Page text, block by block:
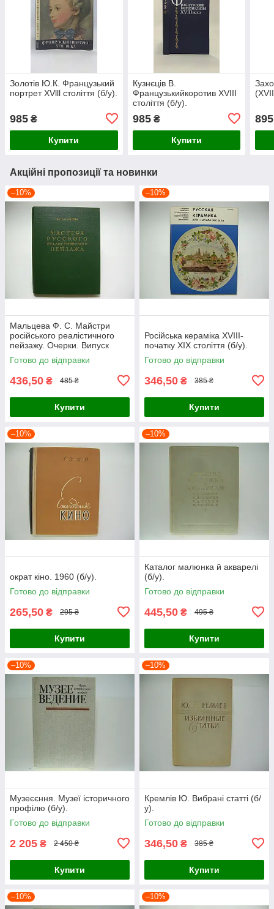
Золотів Ю.К. Французький
портрет XVlll століття (б/у).
985 ₴
Купити
Кузнєців В.
Французькийкоротив XVIII
століття (б/у).
985₴
Купити
895
Акційні пропозиції та новинки
–10%
Мальцева Ф. С. Майстри
російського реалістичного
пейзажу. Очерки. Випуск
другий (б/у).
Готово до відправки
436,50 ₴ 485 ₴
Купити
–10%
Російська кераміка XVIII-
початку XIX століття (б/у).
Готово до відправки
346,50 ₴ 385 ₴
Купити
–10%
ократ кіно. 1960 (б/у).
Готово до відправки
265,50 ₴ 295 ₴
Купити
–10%
Каталог малюнка й акварелі
(б/у).
Готово до відправки
445,50 ₴ 495 ₴
Купити
–10%
Музеєєння. Музеї історичного
профілю (б/у).
Готово до відправки
2 205 ₴ 2 450 ₴
Купити
–10%
Кремлів Ю. Вибрані статті (б/
у).
Готово до відправки
346,50 ₴ 385 ₴
Купити
–10% –10%